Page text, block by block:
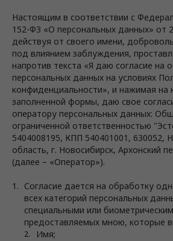
Настоящим в соответствии с
152-ФЗ «О персональных данных» от
действуя от своего имени,
под влиянием заблуждения,
напротив текста «Я даю согласие на
персональных данных на условиях
конфиденциальности», и нажимая на
заполненной формы, даю свое
оператору персональных данных:
ограниченной ответственностью
5404008195, КПП 540401001, 630052,
область, г. Новосибирск, Архонский
(далее – «Оператор»).
Согласие дается на обработку
всех категорий персональных
специальными или
предоставляемых мною, которые
Имя;